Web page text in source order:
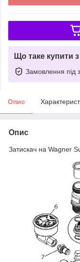
Що таке купити
Замовлення під
Опис
Опис
Затискач на Wagner